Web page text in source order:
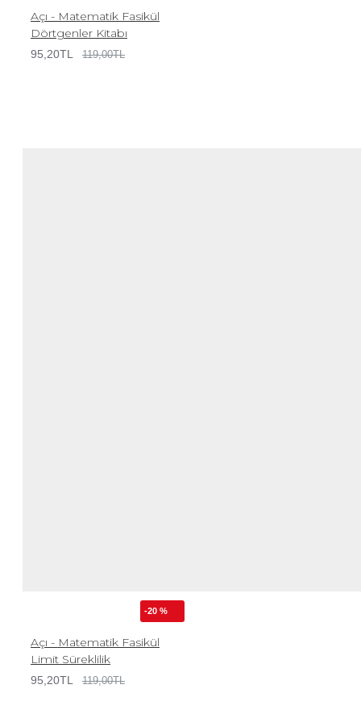
Açı - Matematik Fasikül
Dörtgenler Kitabı
95,20TL 119,00TL
-20 %
Açı - Matematik Fasikül
Limit Süreklilik
95,20TL 119,00TL